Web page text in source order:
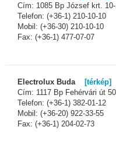
Cím: 1085 Bp József krt. 10-
Telefon: (+36-1) 210-10-10
Mobil: (+36-30) 210-10-10
Fax: (+36-1) 477-07-07
Electrolux Buda [térkép]
Cím: 1117 Bp Fehérvári út
Telefon: (+36-1) 382-01-12
Mobil: (+36-20) 922-33-55
Fax: (+36-1) 204-02-73